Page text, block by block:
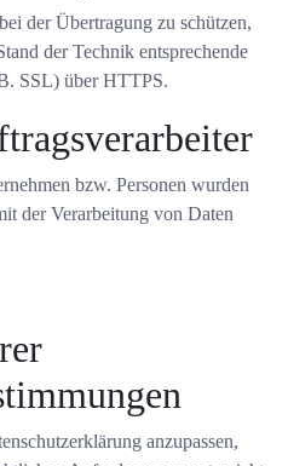
der Übertragung zu schützen,
der Technik entsprechende
SSL) über HTTPS.
bzw. Personen wurden
der Verarbeitung von Daten
anzupassen,